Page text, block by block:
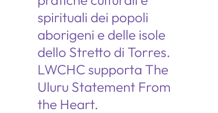
spirituali dei popoli
aborigeni e delle isole
dello Stretto di Torres.
LWCHC supporta The
Uluru Statement From
the Heart.